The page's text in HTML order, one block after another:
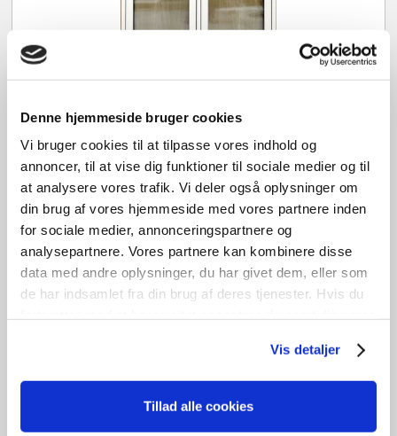
Denne hjemmeside bruger cookies
Vi bruger cookies til at tilpasse vores indhold og
annoncer, til at vise dig funktioner til sociale medier og til
at analysere vores trafik. Vi deler også oplysninger om
din brug af vores hjemmeside med vores partnere inden
for sociale medier, annonceringspartnere og
analysepartnere. Vores partnere kan kombinere disse
data med andre oplysninger, du har givet dem, eller som
de har indsamlet fra din brug af deres tjenester. Hvis du
Vis detaljer
Tillad alle cookies
OF2554B
kr. 4.400,00 Den
oprindelige
pris
var:
kr. 4.400,00.
kr.3.400,00 Den
aktuelle
pris
er:
kr. 3.400,00.
Tilføj til kurv
B 113cm /H161cm
1stk. på lager